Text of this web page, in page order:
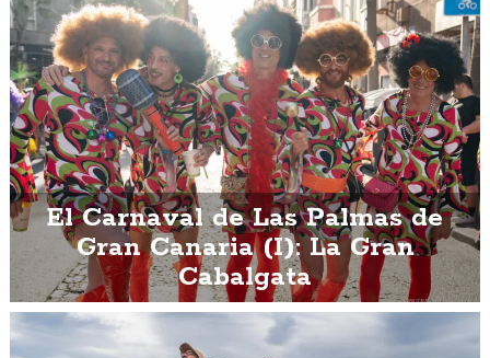
El Carnaval de Las Palmas de
Gran Canaria (I): La Gran
Cabalgata